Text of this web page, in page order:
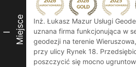
I Miejsce
Inż. Łukasz Mazur Usługi
uznana firma funkcjonująca w
geodezji na terenie
przy ulicy Rynek 18.
poszczycić się mocno